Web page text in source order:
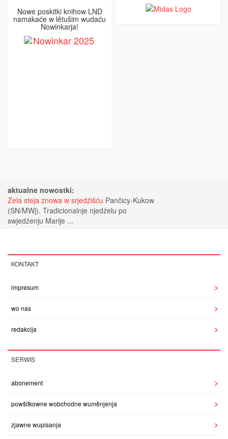
Nowe poskitki knihow LND
namakaće w lětušim wudaću
Nowinkarja!
aktualne nowostki:
Zela steja znowa w srjedźišću Pančicy-Kukow
(SN/MWj). Tradicionalnje njedźelu po
swjedźenju Marije ...
KONTAKT
impresum
wo nas
redakcija
SERWIS
abonement
powšitkowne wobchodne wuměnjenja
zjawne wupisanja